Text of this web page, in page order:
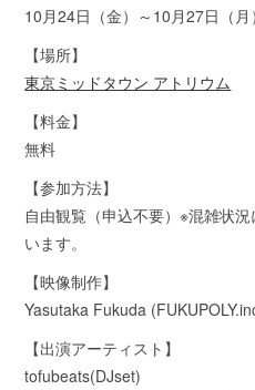
10月24日（金）～10月27日（月）
【場所】
東京ミッドタウン アトリウム
【料金】
無料
【参加方法】
自由観覧（申込不要）※混雑状
います。
【映像制作】
Yasutaka Fukuda
【出演アーティスト】
tofubeats(DJset)